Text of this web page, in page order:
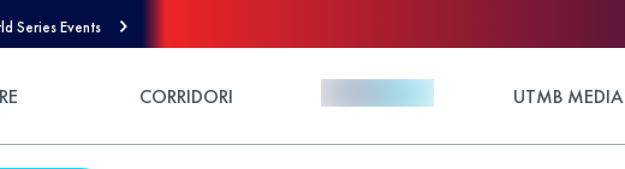
Series Events
CORRIDORI UTMB MEDIA